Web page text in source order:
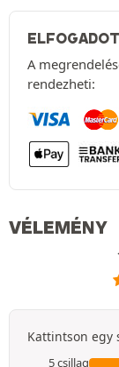
A
rendezheti:
VÉLEMÉNY
Kattintson egy
5 csillag